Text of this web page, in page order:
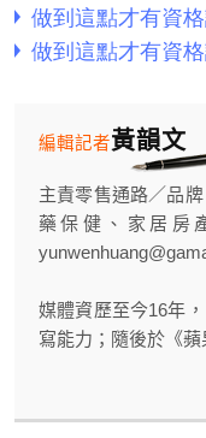
黃韻文
編輯記者
主責零售通路／品
藥保健、家居房
媒體資歷至今16年
寫能力；隨後於《蘋